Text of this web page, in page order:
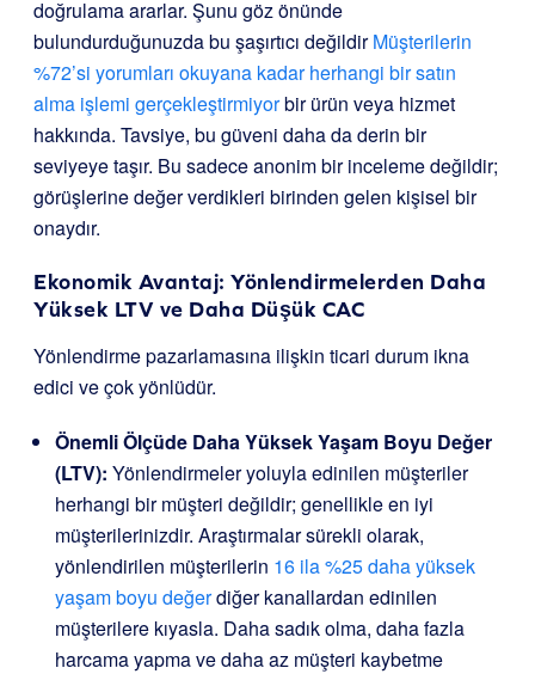
doğrulama ararlar. Şunu göz önünde
bulundurduğunuzda bu şaşırtıcı değildirMüşterilerin
%72’si yorumları okuyana kadar herhangi bir satın
alma işlemi gerçekleştirmiyorbir ürün veya hizmet
hakkında. Tavsiye, bu güveni daha da derin bir
seviyeye taşır. Bu sadece anonim bir inceleme değildir;
görüşlerine değer verdikleri birinden gelen kişisel bir
onaydır.
Ekonomik Avantaj: Yönlendirmelerden Daha
Yüksek LTV ve Daha Düşük CAC
Yönlendirme pazarlamasına ilişkin ticari durum ikna
edici ve çok yönlüdür.
Önemli Ölçüde Daha Yüksek Yaşam Boyu Değer
(LTV): Yönlendirmeler yoluyla edinilen müşteriler
herhangi bir müşteri değildir; genellikle en iyi
müşterilerinizdir. Araştırmalar sürekli olarak,
yönlendirilen müşterilerin 16 ila %25 daha yüksek
yaşam boyu değerdiğer kanallardan edinilen
müşterilere kıyasla. Daha sadık olma, daha fazla
harcama yapma ve daha az müşteri kaybetme